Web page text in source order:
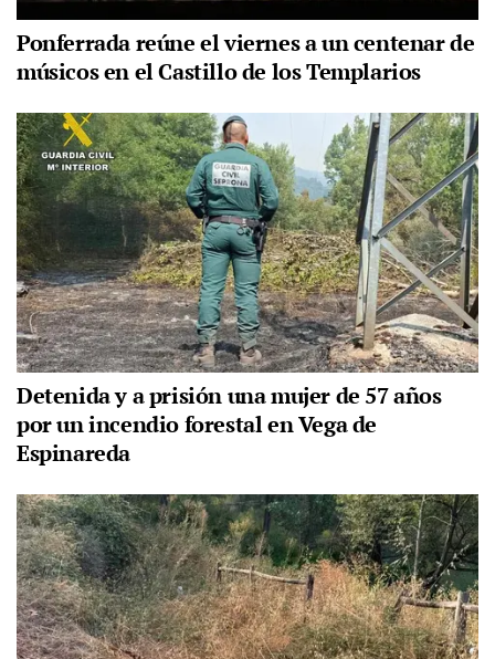
Ponferrada reúne el viernes a un centenar de
músicos en el Castillo de los Templarios
Detenida y a prisión una mujer de 57 años
por un incendio forestal en Vega de
Espinareda